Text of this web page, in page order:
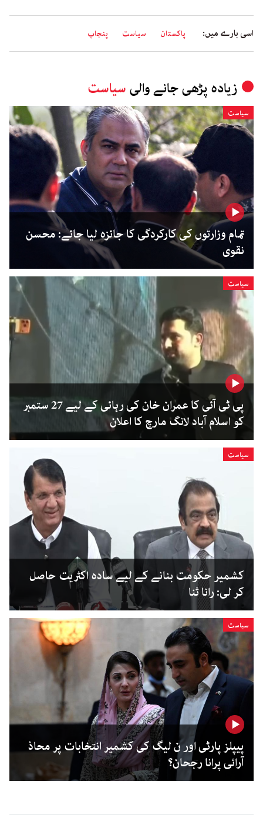
اسی بارے میں: پاکستان سیاست پنجاب
زیادہ پڑھی جانے والی سیاست
سیاست
تمام وزارتوں کی کارکردگی کا جائزہ لیا جائے: محسن
نقوی
سیاست
پی ٹی آئی کا عمران خان کی رہائی کے لیے 27 ستمبر
کو اسلام آباد لانگ مارچ کا اعلان
سیاست
کشمیر حکومت بنانے کے لیے سادہ اکثریت حاصل
کر لی: رانا ثنا
سیاست
پیپلز پارٹی اور ن لیگ کی کشمیر انتخابات پر محاذ
آرائی پرانا رجحان؟